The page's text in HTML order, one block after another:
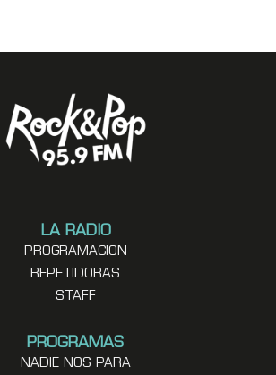
LA RADIO
PROGRAMACION
REPETIDORAS
STAFF
PROGRAMAS
NADIE NOS PARA